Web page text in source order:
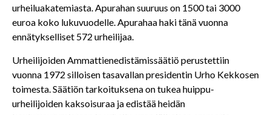
urheiluakatemiasta. Apurahan suuruus on 1500 tai 3000
euroa koko lukuvuodelle. Apurahaa haki tänä vuonna
ennätykselliset 572 urheilijaa.
Urheilijoiden Ammattienedistämissäätiö perustettiin
vuonna 1972 silloisen tasavallan presidentin Urho Kekkosen
toimesta. Säätiön tarkoituksena on tukea huippu-
urheilijoiden kaksoisuraa ja edistää heidän